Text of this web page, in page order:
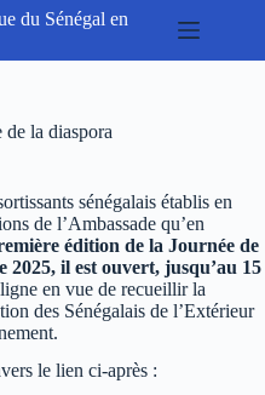
du Sénégal en
la diaspora
sénégalais établis en
de l’Ambassade qu’en
édition de la Journée de
2025, il est ouvert, jusqu’au 15
en vue de recueillir la
des Sénégalais de l’Extérieur
le lien ci-après :